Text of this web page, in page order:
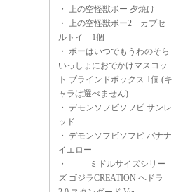
・ 上の空怪獣ボー 夕焼け
・ 上の空怪獣ボー2 カプセ
ルトイ 1個
・ ボーはいつでもうわのそら
いっしょにおでかけマスコッ
ト ブラインドボックス 1個 (キ
ャラは選べません)
・ デモンソフビソフビ サンレ
ッド
・ デモンソフビソフビ バナナ
イエロー
・
ミドルサイズシリー
ズ ゴジラCREATION ヘドラ